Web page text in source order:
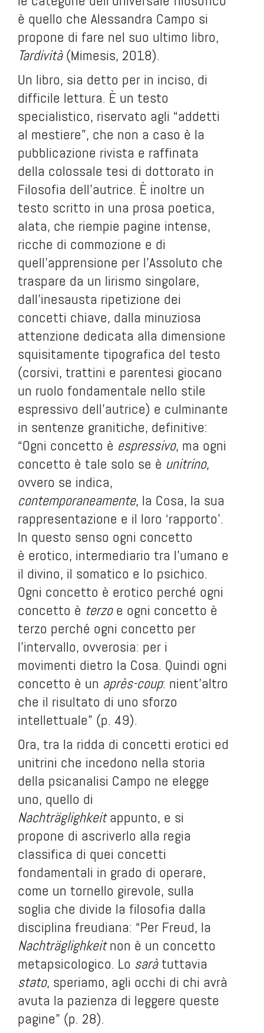
è quello che Alessandra Campo si
propone di fare nel suo ultimo libro,
Tardività(Mimesis, 2018).
Un libro, sia detto per in inciso, di
difficile lettura. È un testo
specialistico, riservato agli “addetti
al mestiere”, che non a caso è la
pubblicazione rivista e raffinata
della colossale tesi di dottorato in
Filosofia dell'autrice. È inoltre un
testo scritto in una prosa poetica,
alata, che riempie pagine intense,
ricche di commozione e di
quell'apprensione per l'Assoluto che
traspare da un lirismo singolare,
dall'inesausta ripetizione dei
concetti chiave, dalla minuziosa
attenzione dedicata alla dimensione
squisitamente tipografica del testo
(corsivi, trattini e parentesi giocano
un ruolo fondamentale nello stile
espressivo dell'autrice) e culminante
in sentenze granitiche, definitive:
“Ogni concetto è espressivo, ma ogni
concetto è tale solo se è unitrino,
ovvero se indica,
contemporaneamente, la Cosa, la sua
rappresentazione e il loro ‘rapporto’.
In questo senso ogni concetto
è erotico, intermediario tra l'umano e
il divino, il somatico e lo psichico.
Ogni concetto è erotico perché ogni
concetto è terzo e ogni concetto è
terzo perché ogni concetto per
l'intervallo, ovverosia: per i
movimenti dietro la Cosa. Quindi ogni
concetto è un après-coup: nient'altro
che il risultato di uno sforzo
intellettuale” (p. 49).
Ora, tra la ridda di concetti erotici ed
unitrini che incedono nella storia
della psicanalisi Campo ne elegge
uno, quello di
Nachträglighkeit appunto, e si
propone di ascriverlo alla regia
classifica di quei concetti
fondamentali in grado di operare,
come un tornello girevole, sulla
soglia che divide la filosofia dalla
disciplina freudiana: “Per Freud, la
Nachträglighkeit non è un concetto
metapsicologico. Lo sarà tuttavia
stato, speriamo, agli occhi di chi avrà
avuta la pazienza di leggere queste
pagine” (p. 28).